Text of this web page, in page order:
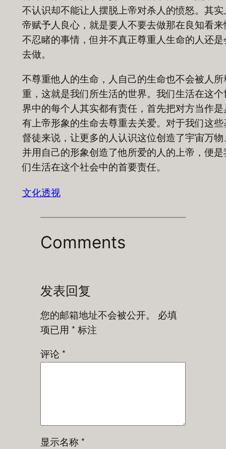
不认识却不能让人摆脱上帝对杀人的愤怒。其实
帝赋予人良心，就是要人不要去做那在良知看来
不忍睹的事情，但并不真正尊重人生命的人还是
去做。
不尊重他人的生命，人自己的生命也不会被人所
重，这就是我们所生活的世界。我们生活在这个
界中的每个人其实都有责任，首先把对方当作是
有上帝形象的生命去尊重去关爱。对于我们这些
督徒来说，让更多的人认识这位创造了宇宙万物
并用自己的形象创造了他所爱的人的上帝，便是
们生活在这个社会中的首要责任。
文化透视
Comments
发表回复
您的邮箱地址不会被公开。
必填
项已用 *标注
评论 *
显示名称*